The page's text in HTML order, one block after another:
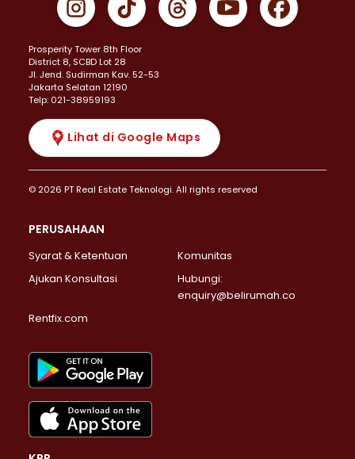
Prosperity Tower 8th Floor
District 8, SCBD Lot 28
JI. Jend. Sudirman Kav. 52-53
Jakarta Selatan 12190
Telp: 021-38959193
Lihat di Google Maps
© 2026 PT Real Estate Teknologi. All rights reserved
PERUSAHAAN
Syarat & Ketentuan
Komunitas
Ajukan Konsultasi
Hubungi:
enquiry@belirumah.co
Rentfix.com